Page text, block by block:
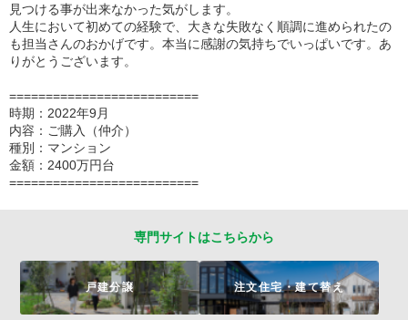
見つける事が出来なかった気がします。
人生において初めての経験で、大きな失敗なく順調に進められたの
も担当さんのおかげです。本当に感謝の気持ちでいっぱいです。あ
りがとうございます。
==========================
時期：2022年9月
内容：ご購入（仲介）
種別：マンション
金額：2400万円台
==========================
専門サイトはこちらから
戸建分譲 注文住宅・建て替え